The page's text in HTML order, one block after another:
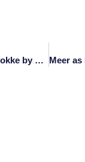
KYK: Springbokke by KMI-lughawe verwelkom